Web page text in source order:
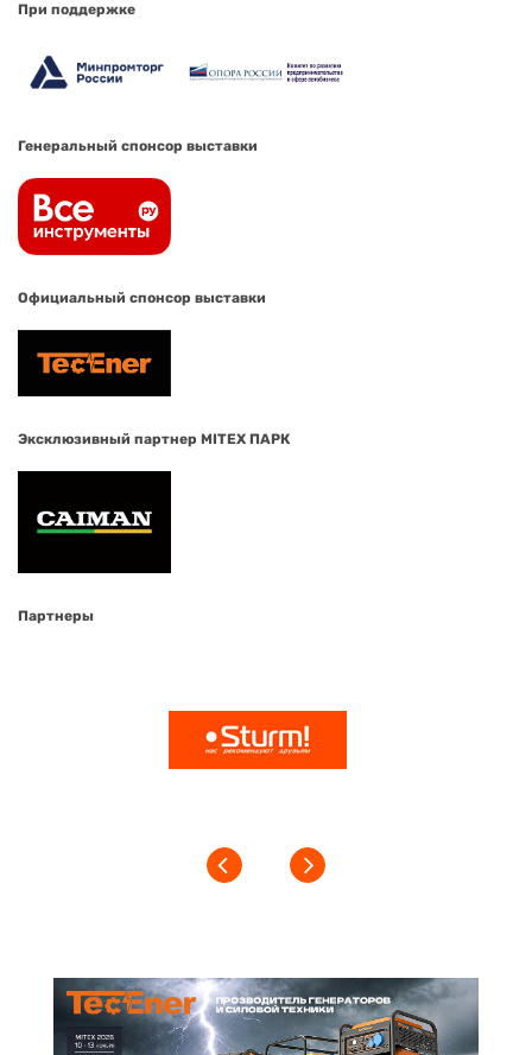
При поддержке
Генеральный спонсор выставки
Официальный спонсор выставки
Эксклюзивный партнер MITEX ПАРК
Партнеры